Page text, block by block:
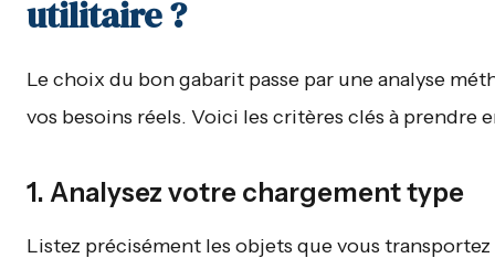
utilitaire ?
Le choix du bon gabarit passe par une analyse
vos besoins réels. Voici les critères clés à prendre
1. Analysez votre chargement type
Listez précisément les objets que vous transportez